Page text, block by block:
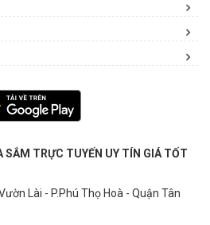
SẮM TRỰC TUYẾN UY TÍN GIÁ TỐT
Lài - P.Phú Thọ Hoà - Quận Tân